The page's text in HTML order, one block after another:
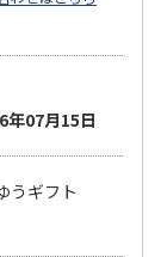
年07月15日
うギフト